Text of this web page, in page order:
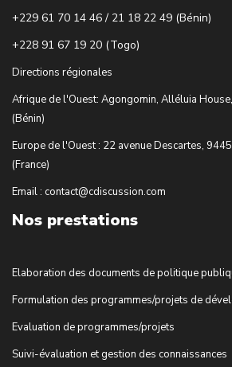
+229 61 70 14 46 / 21 18 22 49 (Bénin)
+228 91 67 19 20 (Togo)
Directions régionales
Afrique de l'Ouest: Agongomin, Alléluia
(Bénin)
Europe de l'Ouest : 22 avenue Descartes,
(France)
Email : contact@cdiscussion.com
Nos prestations
Elaboration des documents de politique
Formulation des programmes/projets de
Evaluation de programmes/projets
Suivi-évaluation et gestion des connaissances